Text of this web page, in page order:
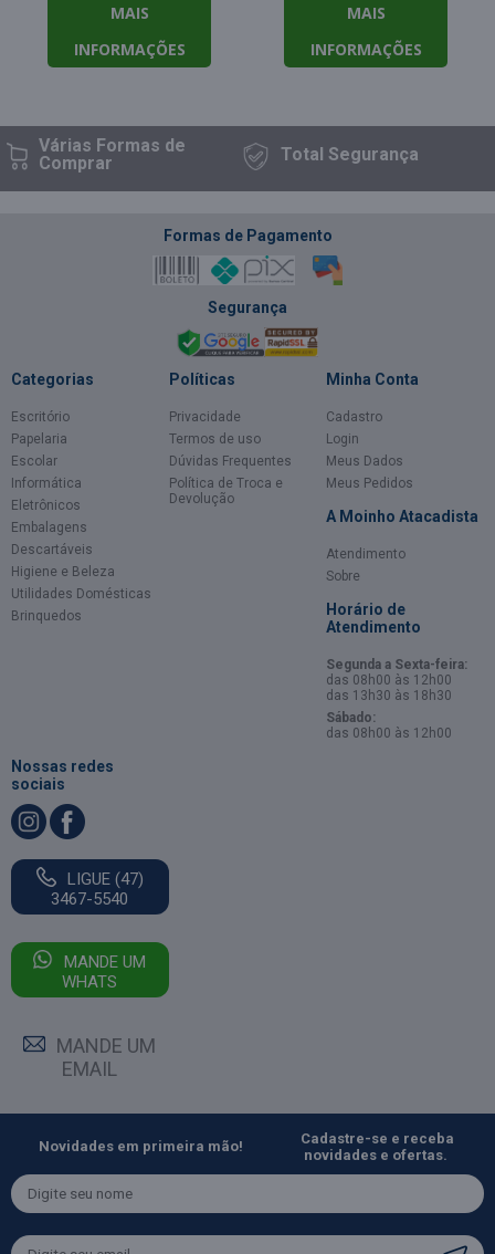
MAIS
INFORMAÇÕES
MAIS
INFORMAÇÕES
Várias Formasde
Comprar
TotalSegurança
Formas de Pagamento
Segurança
Categorias
Escritório
Papelaria
Escolar
Informática
Eletrônicos
Embalagens
Descartáveis
Higiene e Beleza
Utilidades Domésticas
Brinquedos
Políticas
Privacidade
Termos de uso
Dúvidas Frequentes
Política de Troca e
Devolução
Minha Conta
Cadastro
Login
Meus Dados
Meus Pedidos
A Moinho Atacadista
Atendimento
Sobre
Horário de
Atendimento
Segunda a Sexta-feira:
das 08h00 às 12h00
das 13h30 às 18h30
Sábado:
das 08h00 às 12h00
Nossas redes
sociais
LIGUE (47)
3467-5540
MANDE UM
WHATS
MANDE UM
EMAIL
Novidades em primeira mão!
Cadastre-se e receba
novidades e ofertas.